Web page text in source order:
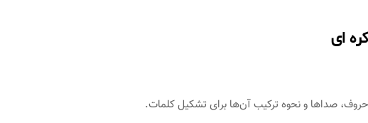
ای
حروف، صداها و نحوه ترکیب آن‌ها برای تشکیل کلمات.